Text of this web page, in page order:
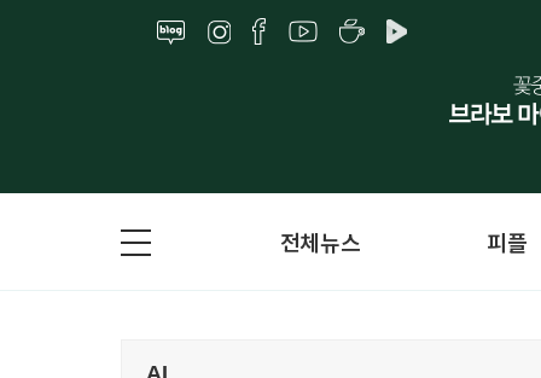
전체뉴스 피플